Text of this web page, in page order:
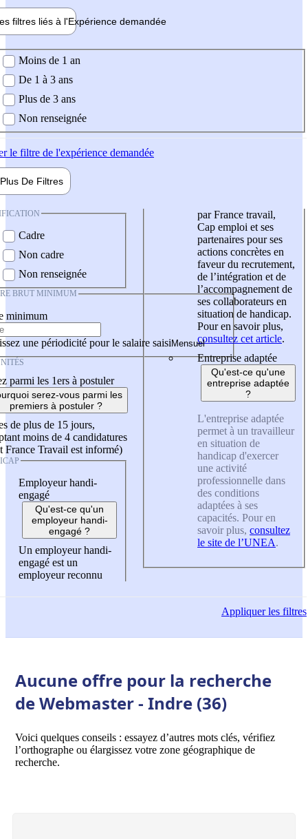
filtres liés à l'Expérience demandée
demandée
Moins de 1 an
De 1 à 3 ans
Plus de 3 ans
Non renseignée
le filtre de l'expérience demandée
Plus De Filtres
Cadre
Non cadre
Non renseignée
BRUT MINIMUM
minimum
une périodicité pour le salaire saisi
parmi les 1ers à postuler
serez-vous parmi les
premiers à postuler ?
de plus de 15 jours,
moins de 4 candidatures
France Travail est informé)
Employeur handi-
engagé
Qu'est-ce qu'un
employeur handi-
engagé ?
Un employeur handi-
engagé est un
employeur reconnu
par France travail,
Cap emploi et ses
partenaires pour ses
actions concrètes en
faveur du recrutement,
de l’intégration et de
l’accompagnement de
ses collaborateurs en
situation de handicap.
Pour en savoir plus,
consultez cet article.
Entreprise adaptée
Qu'est-ce qu'une
entreprise adaptée
?
L'entreprise adaptée
permet à un travailleur
en situation de
handicap d'exercer
une activité
professionnelle dans
des conditions
adaptées à ses
capacités. Pour en
savoir plus, consultez
le site de l’UNEA.
Appliquerles filtres
Aucune offre pour la recherche
de Webmaster - Indre (36)
Voici quelques conseils : essayez d’autres mots clés, vérifiez
l’orthographe ou élargissez votre zone géographique de
recherche.